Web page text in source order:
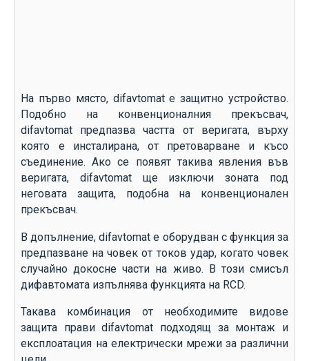
На първо място, difavtomat е защитно устройство.
Подобно на конвенционалния прекъсвач,
difavtomat предпазва частта от веригата, върху
която е инсталирана, от претоварване и късо
съединение. Ако се появят такива явления във
веригата, difavtomat ще изключи зоната под
неговата защита, подобна на конвенционален
прекъсвач.
В допълнение, difavtomat е оборудван с функция за
предпазване на човек от токов удар, когато човек
случайно докосне части на живо. В този смисъл
дифавтомата изпълнява функцията на RCD.
Такава комбинация от необходимите видове
защита прави difavtomat подходящ за монтаж и
експлоатация на електрически мрежи за различни